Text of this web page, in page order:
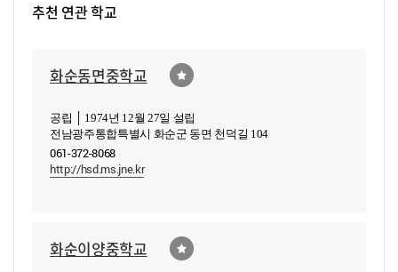
추천 연관 학교
화순동면중학교
공립 │ 1974년 12월 27일 설립
전남광주통합특별시 화순군 동면 천덕길 104
061-372-8068
http://hsd.ms.jne.kr
화순이양중학교